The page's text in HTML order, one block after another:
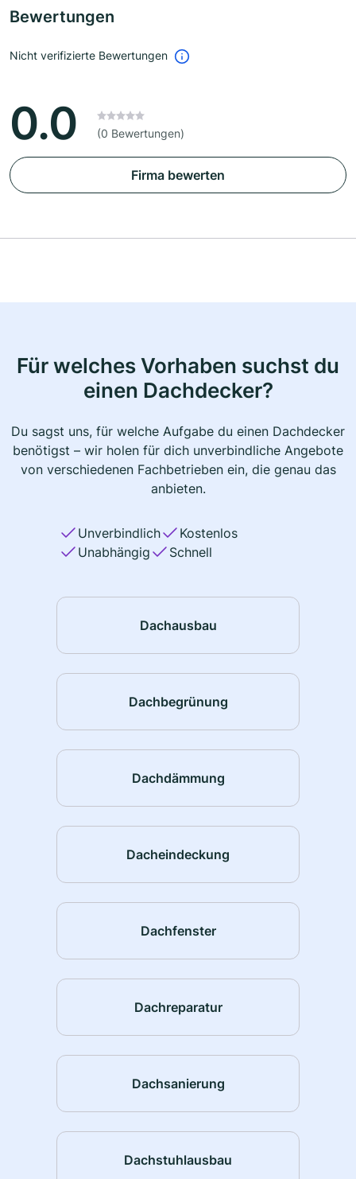
Bewertungen
Nicht verifizierte Bewertungen
0.0 (0 Bewertungen)
Firma bewerten
Für welches Vorhaben suchst du
einen Dachdecker?
Du sagst uns, für welche Aufgabe du einen Dachdecker
benötigst – wir holen für dich unverbindliche Angebote
von verschiedenen Fachbetrieben ein, die genau das
anbieten.
Unverbindlich
Kostenlos
Unabhängig
Schnell
Dachausbau
Dachbegrünung
Dachdämmung
Dacheindeckung
Dachfenster
Dachreparatur
Dachsanierung
Dachstuhlausbau